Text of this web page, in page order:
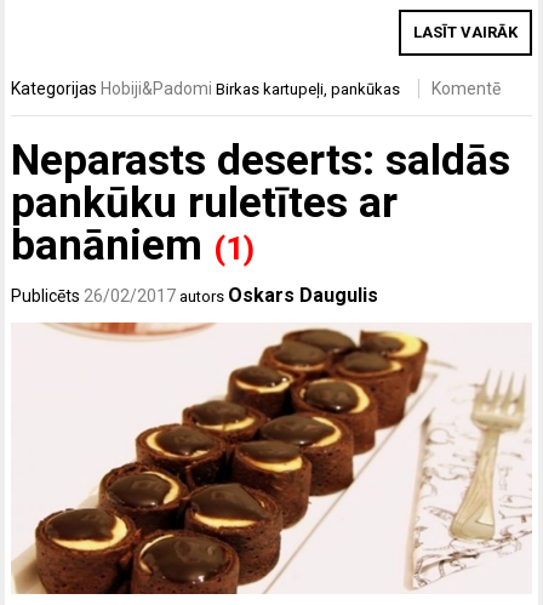
LASĪT VAIRĀK
Kategorijas Hobiji&Padomi Birkas kartupeļi ,pankūkas Komentē
Neparasts deserts: saldās
pankūku ruletītes ar
banāniem (1)
Publicēts26/02/2017 autors Oskars Daugulis